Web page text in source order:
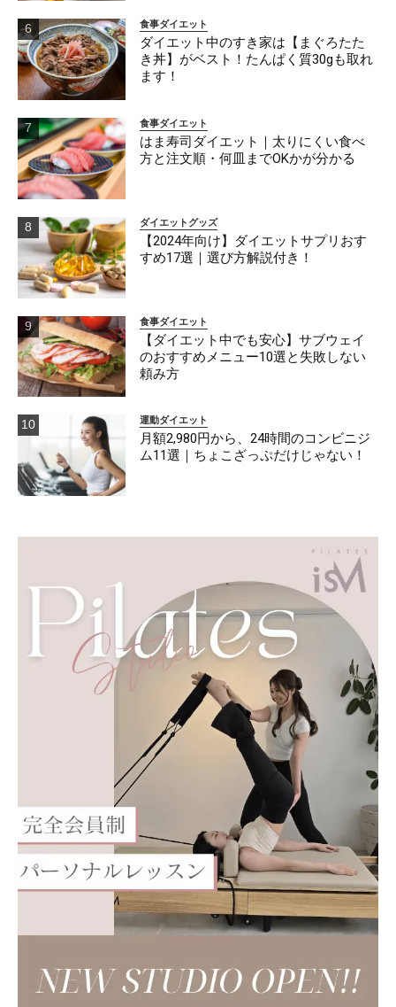
食事ダイエット
ダイエット中のすき家は【まぐろたた
き丼】がベスト！たんぱく質30gも取れ
ます！
食事ダイエット
はま寿司ダイエット｜太りにくい食べ
方と注文順・何皿までOKかが分かる
ダイエットグッズ
【2024年向け】ダイエットサプリおす
すめ17選｜選び方解説付き！
食事ダイエット
【ダイエット中でも安心】サブウェイ
のおすすめメニュー10選と失敗しない
頼み方
運動ダイエット
月額2,980円から、24時間のコンビニジ
ム11選｜ちょこざっぷだけじゃない！